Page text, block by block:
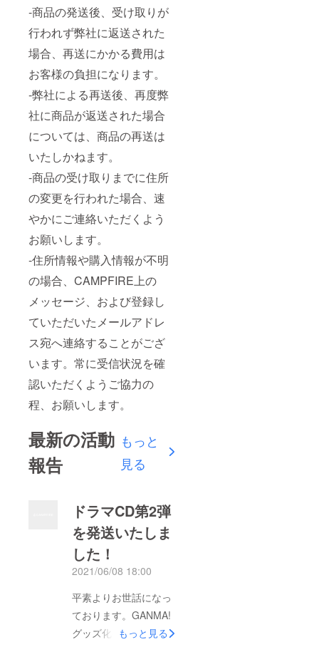
-商品の発送後、受け取りが
行われず弊社に返送された
場合、再送にかかる費用は
お客様の負担になります。
-弊社による再送後、再度弊
社に商品が返送された場合
については、商品の再送は
いたしかねます。
-商品の受け取りまでに住所
の変更を行われた場合、速
やかにご連絡いただくよう
お願いします。
-住所情報や購入情報が不明
の場合、CAMPFIRE上の
メッセージ、および登録し
ていただいたメールアドレ
ス宛へ連絡することがござ
います。常に受信状況を確
認いただくようご協力の
程、お願いします。
最新の活動
報告
もっと
見る
ドラマCD第2弾
を発送いたしま
した！
2021/06/08 18:00
平素よりお世話になっ
ております。GANMA!
グッズ化事務局でござ
もっと見る